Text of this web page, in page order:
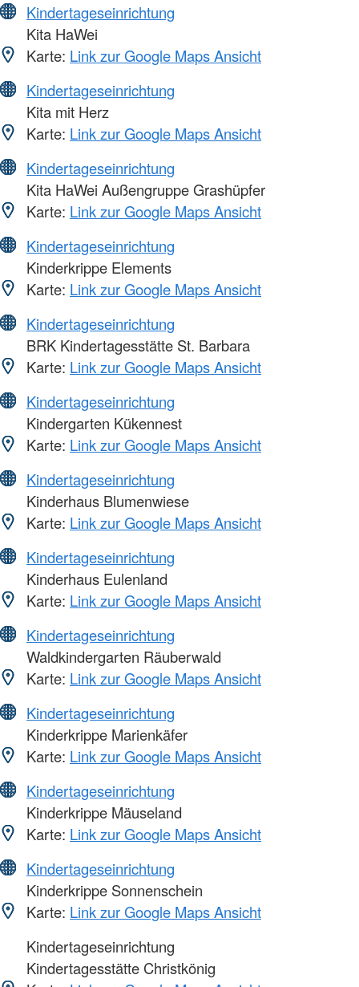
Kindertageseinrichtung
Kita HaWei
Karte: Link zur Google Maps Ansicht
Kindertageseinrichtung
Kita mit Herz
Karte: Link zur Google Maps Ansicht
Kindertageseinrichtung
Kita HaWei Außengruppe Grashüpfer
Karte: Link zur Google Maps Ansicht
Kindertageseinrichtung
Kinderkrippe Elements
Karte: Link zur Google Maps Ansicht
Kindertageseinrichtung
BRK Kindertagesstätte St. Barbara
Karte: Link zur Google Maps Ansicht
Kindertageseinrichtung
Kindergarten Kükennest
Karte: Link zur Google Maps Ansicht
Kindertageseinrichtung
Kinderhaus Blumenwiese
Karte: Link zur Google Maps Ansicht
Kindertageseinrichtung
Kinderhaus Eulenland
Karte: Link zur Google Maps Ansicht
Kindertageseinrichtung
Waldkindergarten Räuberwald
Karte: Link zur Google Maps Ansicht
Kindertageseinrichtung
Kinderkrippe Marienkäfer
Karte: Link zur Google Maps Ansicht
Kindertageseinrichtung
Kinderkrippe Mäuseland
Karte: Link zur Google Maps Ansicht
Kindertageseinrichtung
Kinderkrippe Sonnenschein
Karte: Link zur Google Maps Ansicht
Kindertageseinrichtung
Kindertagesstätte Christkönig